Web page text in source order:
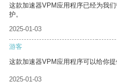
这款加速器VPM应用程序已经为我
护。
2025-01-03
游客
这款加速器VPM应用程序可以给你
2025-01-03